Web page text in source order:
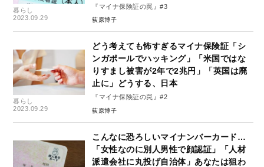
暮らし
2023.09.29
『マイナ保険証の罠』#3
荻原博子
暮らし
2023.09.29
どう考えても怖すぎるマイナ保険証「シ
ンガポールでハッキング」「米国ではな
りすまし被害が2年で2兆円」「英国は廃
止に」どうする、日本
『マイナ保険証の罠』#2
荻原博子
こんなに恐ろしいマイナンバーカード…
「女性なのに別人男性で顔認証」「人材
派遣会社に丸投げ自治体」あなたは狙わ